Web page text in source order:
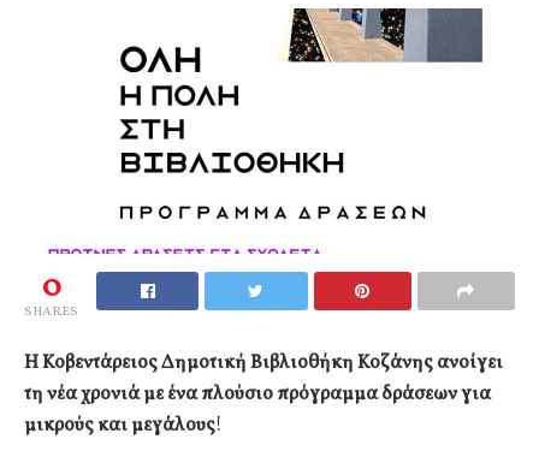
0
SHARES
Η Κοβεντάρειος Δημοτική Βιβλιοθήκη Κοζάνης ανοίγει
τη νέα χρονιά με ένα πλούσιο πρόγραμμα δράσεων για
μικρούς και μεγάλους!